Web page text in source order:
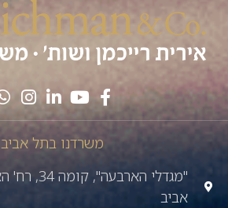
משרדנו בתל אביב
אביב